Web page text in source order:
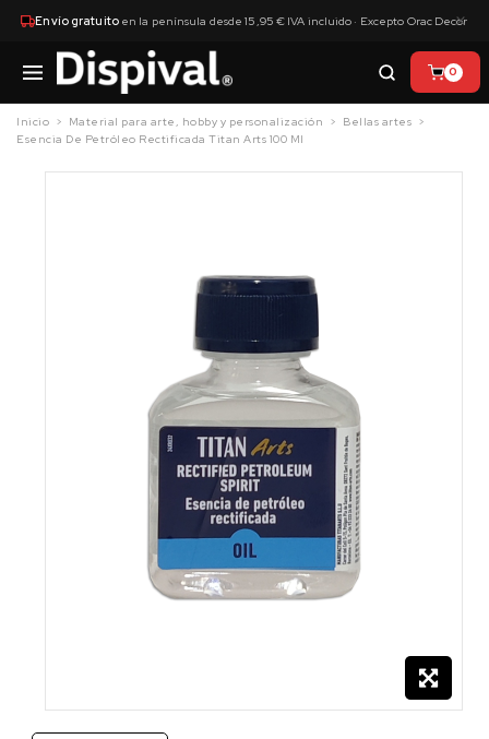
Envío gratuitoen la península desde 15,95 € IVA incluido · Excepto Orac Decor
×
0
Inicio Material para arte, hobby y personalización
Bellas artes
Esencia De Petróleo Rectificada Titan Arts 100 Ml